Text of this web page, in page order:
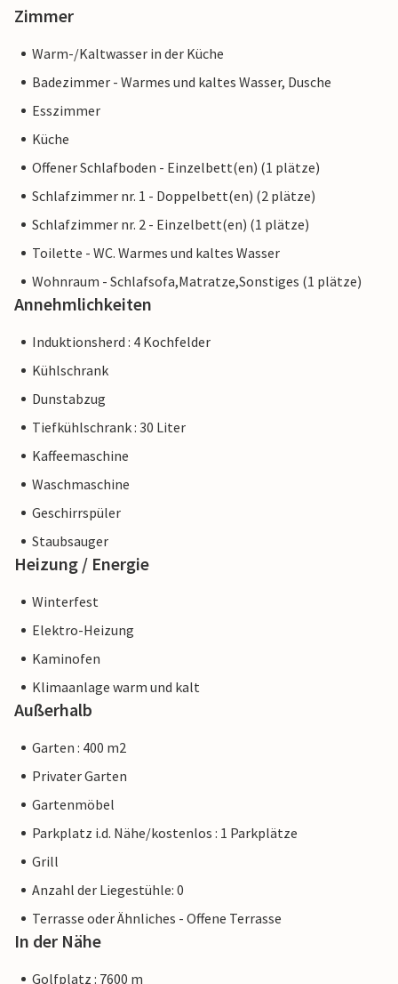
Zimmer
Warm-/Kaltwasser in der Küche
Badezimmer - Warmes und kaltes Wasser, Dusche
Esszimmer
Küche
Offener Schlafboden - Einzelbett(en) (1 plätze)
Schlafzimmer nr. 1 - Doppelbett(en) (2 plätze)
Schlafzimmer nr. 2 - Einzelbett(en) (1 plätze)
Toilette - WC. Warmes und kaltes Wasser
Wohnraum - Schlafsofa,Matratze,Sonstiges (1 plätze)
Annehmlichkeiten
Induktionsherd : 4 Kochfelder
Kühlschrank
Dunstabzug
Tiefkühlschrank : 30 Liter
Kaffeemaschine
Waschmaschine
Geschirrspüler
Staubsauger
Heizung / Energie
Winterfest
Elektro-Heizung
Kaminofen
Klimaanlage warm und kalt
Außerhalb
Garten : 400 m2
Privater Garten
Gartenmöbel
Parkplatz i.d. Nähe/kostenlos : 1 Parkplätze
Grill
Anzahl der Liegestühle: 0
Terrasse oder Ähnliches - Offene Terrasse
In der Nähe
Golfplatz : 7600 m